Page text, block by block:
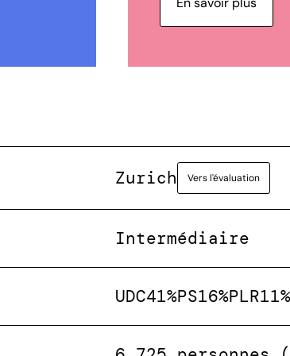
Zurich Vers l'évaluation
Intermédiaire
UDC41%PS16%PLR11%